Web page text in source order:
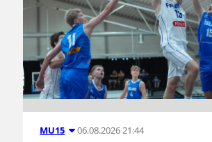
MU15 06.08.2026 21:44